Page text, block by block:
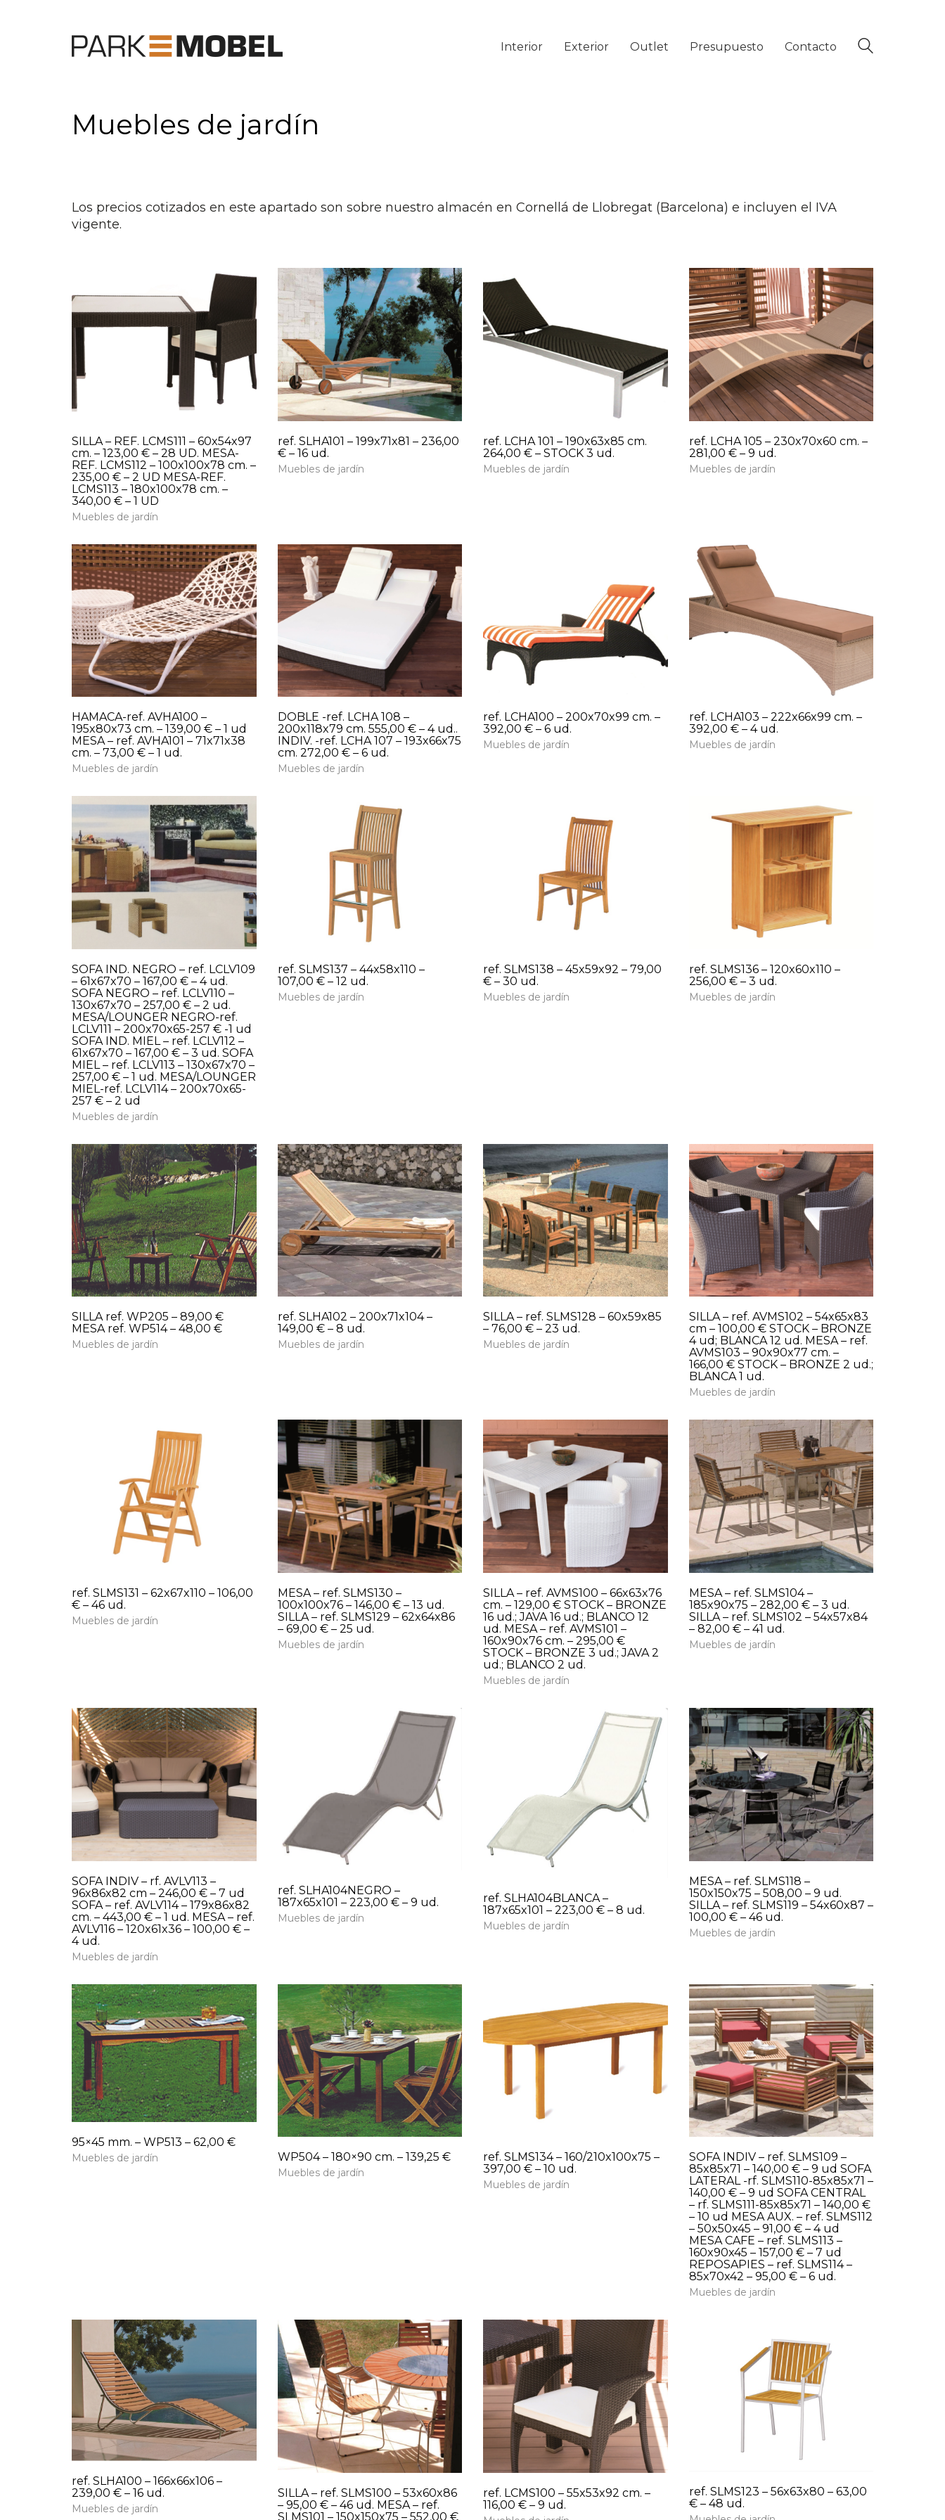
Interior Exterior Outlet Presupuesto Contacto
Muebles de jardín
Los precios cotizados en este apartado son sobre nuestro almacén en Cornellá de Llobregat (Barcelona) e incluyen el IVA
vigente.
SILLA – REF. LCMS111 – 60x54x97
cm. – 123,00 € – 28 UD. MESA-
REF. LCMS112 – 100x100x78 cm. –
235,00 € – 2 UD MESA-REF.
LCMS113 – 180x100x78 cm. –
340,00 € – 1 UD
Muebles de jardín
ref. SLHA101 – 199x71x81 – 236,00
€ – 16 ud.
Muebles de jardín
ref. LCHA 101 – 190x63x85 cm.
264,00 € – STOCK 3 ud.
Muebles de jardín
ref. LCHA 105 – 230x70x60 cm. –
281,00 € – 9 ud.
Muebles de jardín
HAMACA-ref. AVHA100 –
195x80x73 cm. – 139,00 € – 1 ud
MESA – ref. AVHA101 – 71x71x38
cm. – 73,00 € – 1 ud.
Muebles de jardín
DOBLE -ref. LCHA 108 –
200x118x79 cm. 555,00 € – 4 ud..
INDIV. -ref. LCHA 107 – 193x66x75
cm. 272,00 € – 6 ud.
Muebles de jardín
ref. LCHA100 – 200x70x99 cm. –
392,00 € – 6 ud.
Muebles de jardín
ref. LCHA103 – 222x66x99 cm. –
392,00 € – 4 ud.
Muebles de jardín
SOFA IND. NEGRO – ref. LCLV109
– 61x67x70 – 167,00 € – 4 ud.
SOFA NEGRO – ref. LCLV110 –
130x67x70 – 257,00 € – 2 ud.
MESA/LOUNGER NEGRO-ref.
LCLV111 – 200x70x65-257 € -1 ud
SOFA IND. MIEL – ref. LCLV112 –
61x67x70 – 167,00 € – 3 ud. SOFA
MIEL – ref. LCLV113 – 130x67x70 –
257,00 € – 1 ud. MESA/LOUNGER
MIEL-ref. LCLV114 – 200x70x65-
257 € – 2 ud
Muebles de jardín
ref. SLMS137 – 44x58x110 –
107,00 € – 12 ud.
Muebles de jardín
ref. SLMS138 – 45x59x92 – 79,00
€ – 30 ud.
Muebles de jardín
ref. SLMS136 – 120x60x110 –
256,00 € – 3 ud.
Muebles de jardín
SILLA ref. WP205 – 89,00 €
MESA ref. WP514 – 48,00 €
Muebles de jardín
ref. SLHA102 – 200x71x104 –
149,00 € – 8 ud.
Muebles de jardín
SILLA – ref. SLMS128 – 60x59x85
– 76,00 € – 23 ud.
Muebles de jardín
SILLA – ref. AVMS102 – 54x65x83
cm – 100,00 € STOCK – BRONZE
4 ud; BLANCA 12 ud. MESA – ref.
AVMS103 – 90x90x77 cm. –
166,00 € STOCK – BRONZE 2 ud.;
BLANCA 1 ud.
Muebles de jardín
ref. SLMS131 – 62x67x110 – 106,00
€ – 46 ud.
Muebles de jardín
MESA – ref. SLMS130 –
100x100x76 – 146,00 € – 13 ud.
SILLA – ref. SLMS129 – 62x64x86
– 69,00 € – 25 ud.
Muebles de jardín
SILLA – ref. AVMS100 – 66x63x76
cm. – 129,00 € STOCK – BRONZE
16 ud.; JAVA 16 ud.; BLANCO 12
ud. MESA – ref. AVMS101 –
160x90x76 cm. – 295,00 €
STOCK – BRONZE 3 ud.; JAVA 2
ud.; BLANCO 2 ud.
Muebles de jardín
MESA – ref. SLMS104 –
185x90x75 – 282,00 € – 3 ud.
SILLA – ref. SLMS102 – 54x57x84
– 82,00 € – 41 ud.
Muebles de jardín
SOFA INDIV – rf. AVLV113 –
96x86x82 cm – 246,00 € – 7 ud
SOFA – ref. AVLV114 – 179x86x82
cm. – 443,00 € – 1 ud. MESA – ref.
AVLV116 – 120x61x36 – 100,00 € –
4 ud.
Muebles de jardín
ref. SLHA104NEGRO –
187x65x101 – 223,00 € – 9 ud.
Muebles de jardín
ref. SLHA104BLANCA –
187x65x101 – 223,00 € – 8 ud.
Muebles de jardín
MESA – ref. SLMS118 –
150x150x75 – 508,00 – 9 ud.
SILLA – ref. SLMS119 – 54x60x87 –
100,00 € – 46 ud.
Muebles de jardín
95×45 mm. – WP513 – 62,00 €
Muebles de jardín WP504 – 180×90 cm. – 139,25 €
Muebles de jardín
ref. SLMS134 – 160/210x100x75 –
397,00 € – 10 ud.
Muebles de jardín
SOFA INDIV – ref. SLMS109 –
85x85x71 – 140,00 € – 9 ud SOFA
LATERAL -rf. SLMS110-85x85x71 –
140,00 € – 9 ud SOFA CENTRAL
– rf. SLMS111-85x85x71 – 140,00 €
– 10 ud MESA AUX. – ref. SLMS112
– 50x50x45 – 91,00 € – 4 ud
MESA CAFE – ref. SLMS113 –
160x90x45 – 157,00 € – 7 ud
REPOSAPIES – ref. SLMS114 –
85x70x42 – 95,00 € – 6 ud.
Muebles de jardín
ref. SLHA100 – 166x66x106 –
239,00 € – 16 ud.
Muebles de jardín
SILLA – ref. SLMS100 – 53x60x86
– 95,00 € – 46 ud. MESA – ref.
SLMS101 – 150x150x75 – 552,00 €
ref. LCMS100 – 55x53x92 cm. –
116,00 € – 9 ud.
ref. SLMS123 – 56x63x80 – 63,00
€ – 48 ud.